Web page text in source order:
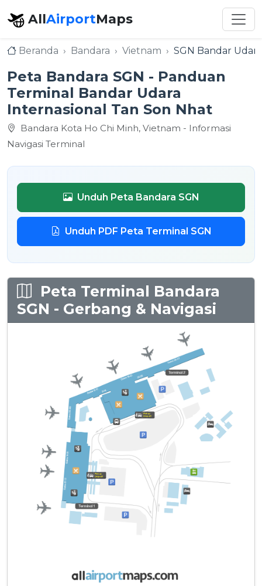
AllAirportMaps
Beranda Bandara Vietnam SGN Bandar
Peta Bandara SGN - Panduan
Terminal Bandar Udara
Internasional Tan Son Nhat
Bandara Kota Ho Chi Minh, Vietnam - Informasi
Navigasi Terminal
Unduh Peta Bandara SGN
Unduh PDF Peta Terminal SGN
Peta Terminal Bandara
SGN - Gerbang & Navigasi